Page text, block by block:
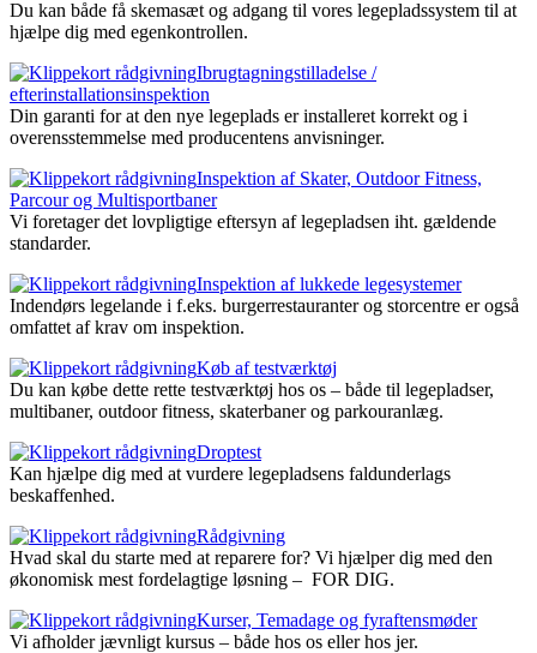
Du kan både få skemasæt og adgang til vores legepladssystem til at
hjælpe dig med egenkontrollen.
Ibrugtagningstilladelse /
efterinstallationsinspektion
Din garanti for at den nye legeplads er installeret korrekt og i
overensstemmelse med producentens anvisninger.
Inspektion af Skater, Outdoor Fitness,
Parcour og Multisportbaner
Vi foretager det lovpligtige eftersyn af legepladsen iht. gældende
standarder.
Inspektion af lukkede legesystemer
Indendørs legelande i f.eks. burgerrestauranter og storcentre er også
omfattet af krav om inspektion.
Køb af testværktøj
Du kan købe dette rette testværktøj hos os – både til legepladser,
multibaner, outdoor fitness, skaterbaner og parkouranlæg.
Droptest
Kan hjælpe dig med at vurdere legepladsens faldunderlags
beskaffenhed.
Rådgivning
Hvad skal du starte med at reparere for? Vi hjælper dig med den
økonomisk mest fordelagtige løsning – FOR DIG.
Kurser, Temadage og fyraftensmøder
Vi afholder jævnligt kursus – både hos os eller hos jer.